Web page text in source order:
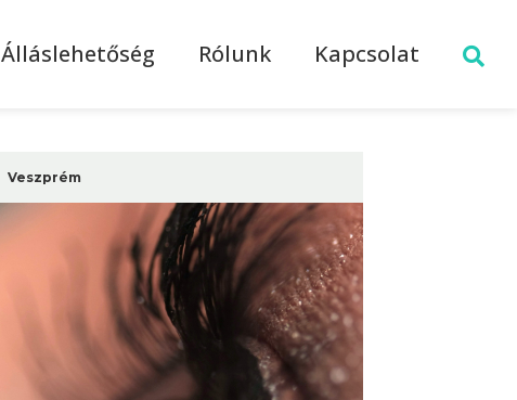
Álláslehetőség Rólunk Kapcsolat
Veszprém